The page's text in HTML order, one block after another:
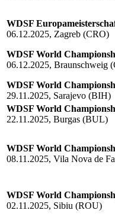
WDSF
06.12.2025, Zagreb (CRO)
WDSF World
06.12.2025, Braunschweig
WDSF World
29.11.2025, Sarajevo (BIH)
WDSF World
22.11.2025, Burgas (BUL)
WDSF World
08.11.2025, Vila Nova de
WDSF World
02.11.2025, Sibiu (ROU)